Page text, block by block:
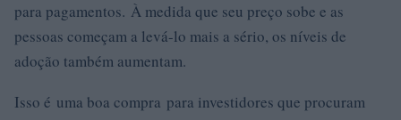
para pagamentos. À medida que seu preço sobe e as
pessoas começam a levá-lo mais a sério, os níveis de
adoção também aumentam.
Isso é uma boa compra para investidores que procuram